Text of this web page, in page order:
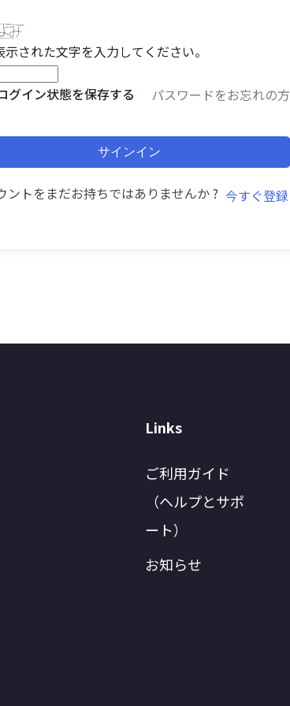
示された文字を入力してください。
グイン状態を保存する パスワードをお忘れの方
サインイン
ントをまだお持ちではありませんか ? 今すぐ登録
Links
ご利用ガイド
（ヘルプとサポ
ート）
お知らせ